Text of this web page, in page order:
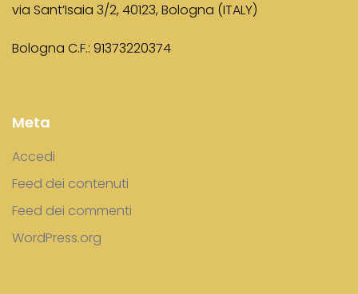
via Sant’Isaia 3/2, 40123, Bologna (ITALY)
Bologna C.F.: 91373220374
Meta
Accedi
Feed dei contenuti
Feed dei commenti
WordPress.org